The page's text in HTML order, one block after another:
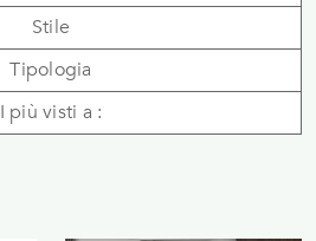
Stile
Tipologia
I più visti a :